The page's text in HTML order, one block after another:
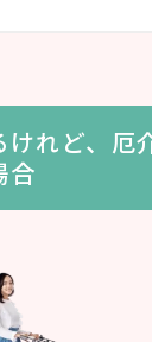
れど、厄
合